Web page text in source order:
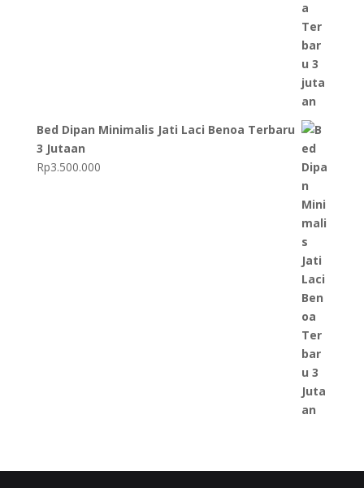
Bed Dipan Minimalis Jati Laci Benoa Terbaru
3 Jutaan
Rp3.500.000